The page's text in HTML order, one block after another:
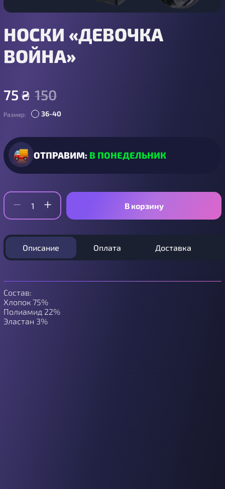
НОСКИ «ДЕВОЧКА
ВОЙНА»
150
75 ₴
Размер: 36-40
ОТПРАВИМ: В ПОНЕДЕЛЬНИК
В корзину
Описание Оплата Доставка
Состав:
Хлопок 75%
Полиамид 22%
Эластан 3%